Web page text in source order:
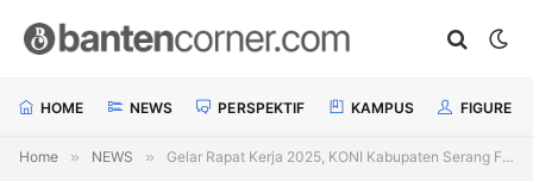
HOME NEWS PERSPEKTIF KAMPUS FIGURE
Home » NEWS » Gelar Rapat Kerja 2025, KONI Kabupaten Serang Fokus Susun Strategi, Optimis Naik Peringkat di PORPROV 2026